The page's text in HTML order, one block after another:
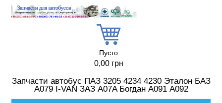
Пусто
0,00 грн
Запчасти автобус ПАЗ 3205 4234 4230 Эталон БАЗ
А079 I-VAN ЗАЗ A07A Богдан А091 А092